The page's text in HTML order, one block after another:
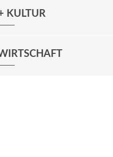
KULTUR